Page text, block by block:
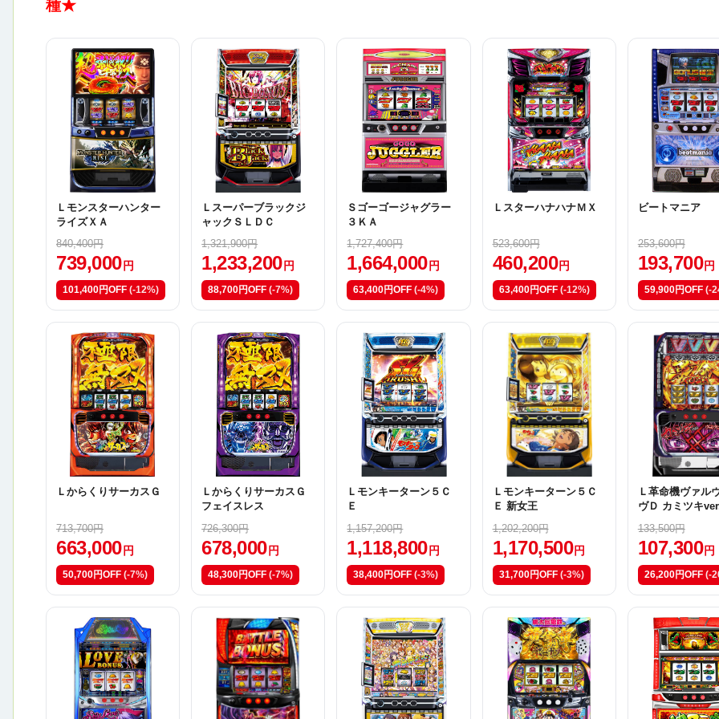
種★
Ｌモンスターハンター
ライズＸＡ
840,400円
739,000 円
101,400円OFF (-12%)
Ｌスーパーブラックジ
ャックＳＬＤＣ
1,321,900円
1,233,200 円
88,700円OFF (-7%)
Ｓゴーゴージャグラー
３ＫＡ
1,727,400円
1,664,000 円
63,400円OFF (-4%)
ＬスターハナハナＭＸ
523,600円
460,200 円
63,400円OFF (-12%)
ビートマニア
253,600円
193,700 円
59,900円OFF (-
ＬからくりサーカスＧ
713,700円
663,000 円
50,700円OFF (-7%)
ＬからくりサーカスＧ
フェイスレス
726,300円
678,000 円
48,300円OFF (-7%)
Ｌモンキーターン５Ｃ
Ｅ
1,157,200円
1,118,800 円
38,400円OFF (-3%)
Ｌモンキーターン５Ｃ
Ｅ 新女王
1,202,200円
1,170,500 円
31,700円OFF (-3%)
Ｌ革命機ヴァル
ヴＤ カミツキ
133,500円
107,300 円
26,200円OFF (-